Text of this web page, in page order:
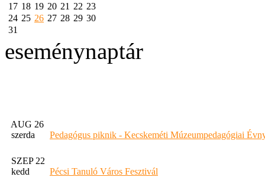
17 18 19 20 21 22 23
24 25 26 27 28 29 30
31
eseménynaptár
AUG 26
szerda
Pedagógus piknik - Kecskeméti Múzeumpedagógiai
SZEP 22
kedd
Pécsi Tanuló Város Fesztivál